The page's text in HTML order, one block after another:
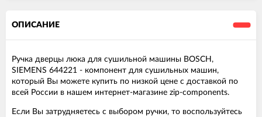
ОПИСАНИЕ
Ручка дверцы люка для сушильной машины BOSCH,
SIEMENS 644221 - компонент для сушильных машин,
который Вы можете купить по низкой цене с доставкой по
всей России в нашем интернет-магазине zip-components.
Если Вы затрудняетесь с выбором ручки, то воспользуйтесь